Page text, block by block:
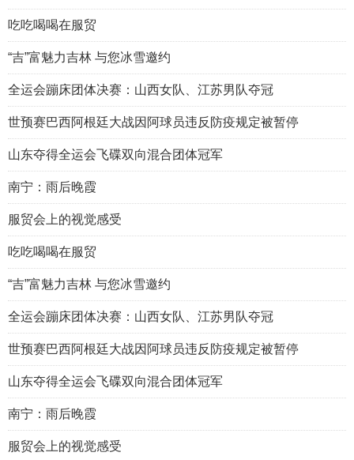
吃吃喝喝在服贸
“吉”富魅力吉林 与您冰雪邀约
全运会蹦床团体决赛：山西女队、江苏男队夺冠
世预赛巴西阿根廷大战因阿球员违反防疫规定被暂停
山东夺得全运会飞碟双向混合团体冠军
南宁：雨后晚霞
服贸会上的视觉感受
吃吃喝喝在服贸
“吉”富魅力吉林 与您冰雪邀约
全运会蹦床团体决赛：山西女队、江苏男队夺冠
世预赛巴西阿根廷大战因阿球员违反防疫规定被暂停
山东夺得全运会飞碟双向混合团体冠军
南宁：雨后晚霞
服贸会上的视觉感受